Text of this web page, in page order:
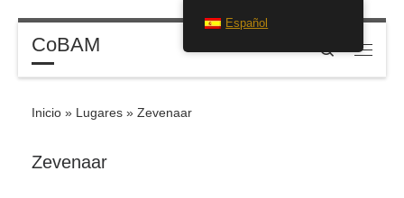
Saltar al contenido
CoBAM
Search
Inicio » Lugares » Zevenaar
Zevenaar
Español